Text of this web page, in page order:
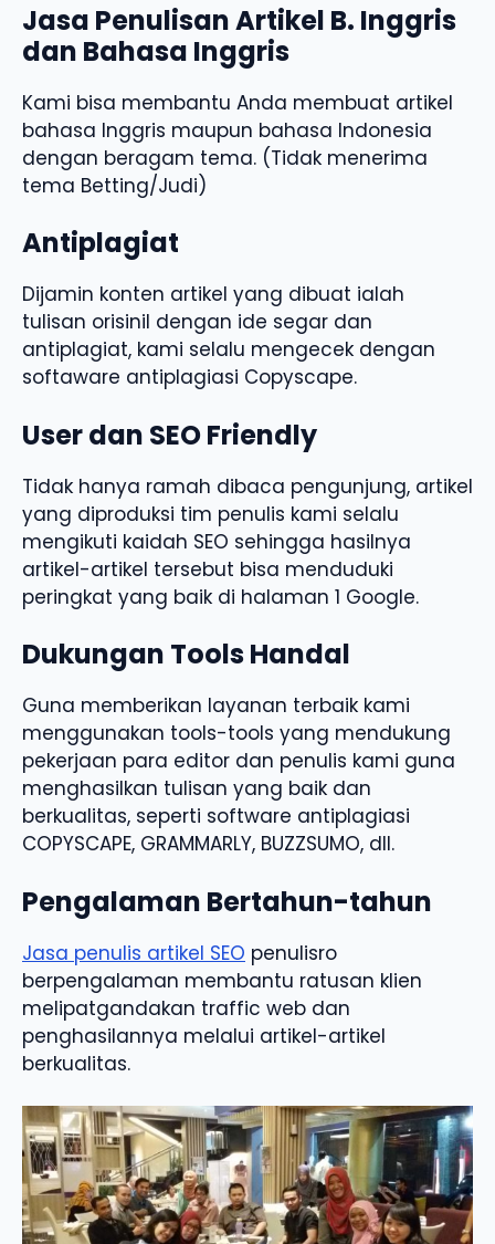
Jasa Penulisan Artikel B. Inggris
dan Bahasa Inggris
Kami bisa membantu Anda membuat artikel
bahasa Inggris maupun bahasa Indonesia
dengan beragam tema. (Tidak menerima
tema Betting/Judi)
Antiplagiat
Dijamin konten artikel yang dibuat ialah
tulisan orisinil dengan ide segar dan
antiplagiat, kami selalu mengecek dengan
softaware antiplagiasi Copyscape.
User dan SEO Friendly
Tidak hanya ramah dibaca pengunjung, artikel
yang diproduksi tim penulis kami selalu
mengikuti kaidah SEO sehingga hasilnya
artikel-artikel tersebut bisa menduduki
peringkat yang baik di halaman 1 Google.
Dukungan Tools Handal
Guna memberikan layanan terbaik kami
menggunakan tools-tools yang mendukung
pekerjaan para editor dan penulis kami guna
menghasilkan tulisan yang baik dan
berkualitas, seperti software antiplagiasi
COPYSCAPE, GRAMMARLY, BUZZSUMO, dll.
Pengalaman Bertahun-tahun
Jasa penulis artikel SEO penulisro
berpengalaman membantu ratusan klien
melipatgandakan traffic web dan
penghasilannya melalui artikel-artikel
berkualitas.